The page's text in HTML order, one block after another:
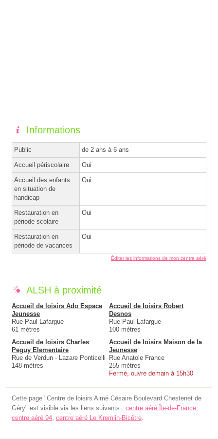
Informations
Public de 2 ans à 6 ans
Accueil périscolaire Oui
Accueil des enfants
en situation de
handicap
Oui
Restauration en
période scolaire
Oui
Restauration en
période de vacances
Oui
Éditer les informations de mon centre aéré
ALSH à proximité
Accueil de loisirs Ado Espace
Jeunesse
Rue Paul Lafargue
61 mètres
Accueil de loisirs Robert
Desnos
Rue Paul Lafargue
100 mètres
Accueil de loisirs Charles
Peguy Elementaire
Rue de Verdun - Lazare Ponticelli
148 mètres
Accueil de loisirs Maison de la
Jeunesse
Rue Anatole France
255 mètres
Fermé, ouvre demain à 15h30
Cette page "Centre de loisirs Aimé Césaire Boulevard Chestenet de
Géry" est visible via les liens suivants : centre aéré Île-de-France,
centre aéré 94, centre aéré Le Kremlin-Bicêtre.